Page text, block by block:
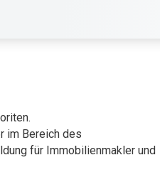
im Bereich des
für Immobilienmakler und